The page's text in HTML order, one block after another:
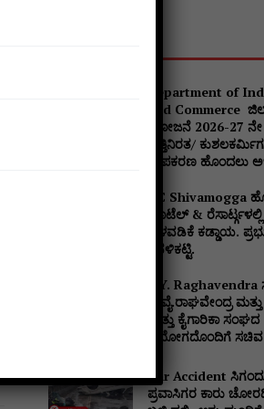
Department of
and Commerce
ಯೋಜನೆ 2026-27 ನೇ
ವೃತ್ತಿನಿರತ/
ಉಪಕರಣ ಹೊಂದಲು
DC Shivamogga
ಹೊಟೆಲ್ &
ಅಳವಡಿಕೆ ಕಡ್ಡಾಯ.
ಕವಳಿಕಟ್ಟಿ.
B.Y.
ಬಿ.ವೈ.ರಾಘವೇಂದ್ರ
ಮತ್ತು ಕೈಗಾರಿಕಾ ಸಂಘದ
ನಿಯೋಗದೊಂದಿಗೆ
Car Accident
ಪ್ರವಾಸಿಗರ ಕಾರು